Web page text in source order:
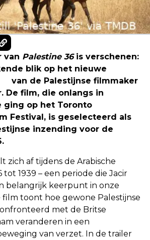
van Palestine 36is verschenen:
blik op het nieuwe
van de Palestijnse filmmaker
De film, die onlangs in
ging op het Toronto
Festival, is geselecteerd als
inzending voor de
zich af tijdens de Arabische
tot 1939 – een periode die Jacir
belangrijk keerpunt in onze
film toont hoe gewone Palestijnse
met de Britse
veranderen in een
van verzet. In de trailer